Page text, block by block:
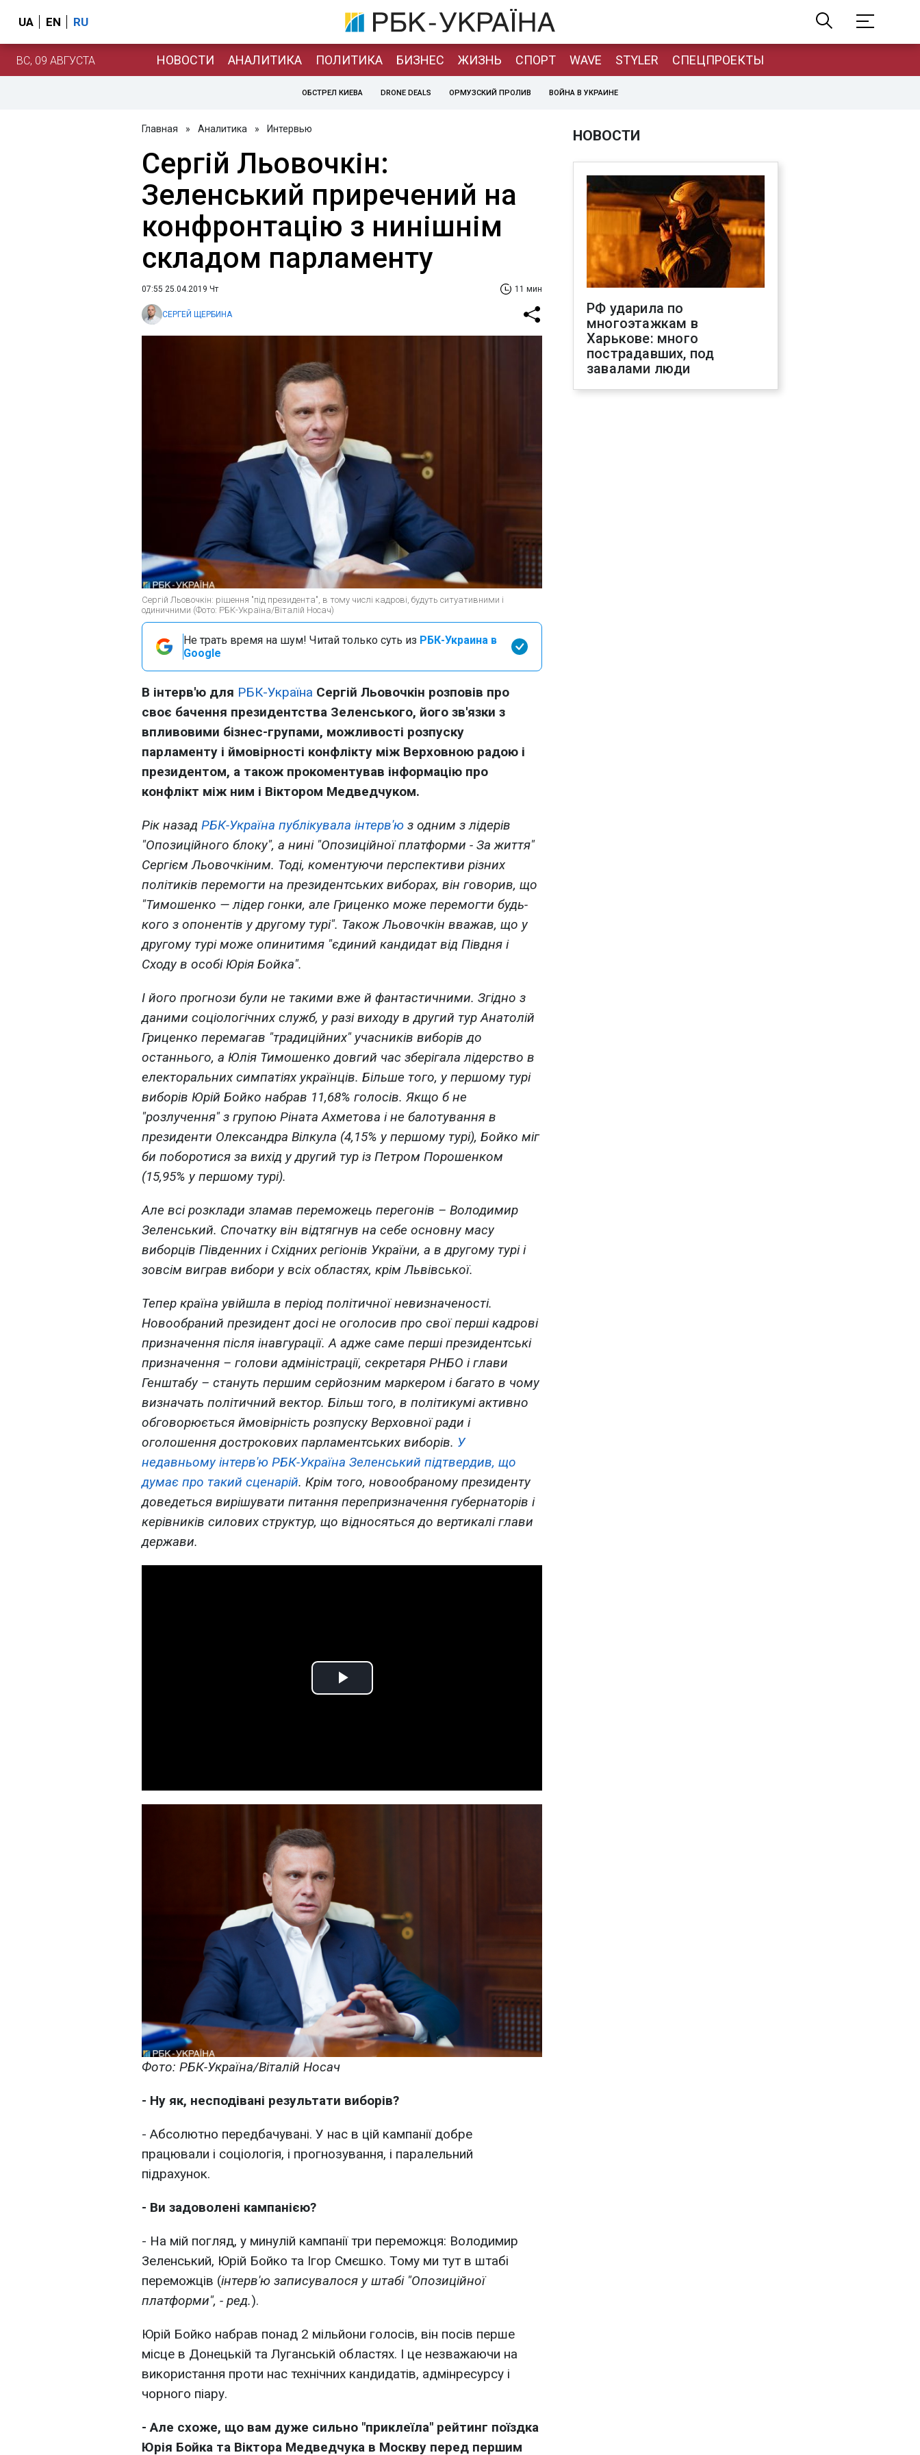
UA EN RU
ВС, 09 АВГУСТА НОВОСТИ АНАЛИТИКА ПОЛИТИКА БИЗНЕС ЖИЗНЬ СПОРТ WAVE STYLER СПЕЦПРОЕКТЫ
ОБСТРЕЛ КИЕВА DRONE DEALS ОРМУЗСКИЙ ПРОЛИВ ВОЙНА В УКРАИНЕ
Главная » Аналитика » Интервью
Сергій Льовочкін:
Зеленський приречений на
конфронтацію з нинішнім
складом парламенту
07:55 25.04.2019 Чт 11 мин
СЕРГЕЙ ЩЕРБИНА
Сергій Льовочкін: рішення "під президента", в тому числі кадрові, будуть ситуативними і
одиничними (Фото: РБК-Україна/Віталій Носач)
Не трать время на шум! Читай только суть из РБК-Украина в
Google
В інтерв'ю для РБК-Україна Сергій Льовочкін розповів про
своє бачення президентства Зеленського, його зв'язки з
впливовими бізнес-групами, можливості розпуску
парламенту і ймовірності конфлікту між Верховною радою і
президентом, а також прокоментував інформацію про
конфлікт між ним і Віктором Медведчуком.
Рік назад РБК-Україна публікувала інтерв'ю з одним з лідерів
"Опозиційного блоку", а нині "Опозиційної платформи - За життя"
Сергієм Льовочкіним. Тоді, коментуючи перспективи різних
політиків перемогти на президентських виборах, він говорив, що
"Тимошенко — лідер гонки, але Гриценко може перемогти будь-
кого з опонентів у другому турі". Також Льовочкін вважав, що у
другому турі може опинитимя "єдиний кандидат від Півдня і
Сходу в особі Юрія Бойка".
І його прогнози були не такими вже й фантастичними. Згідно з
даними соціологічних служб, у разі виходу в другий тур Анатолій
Гриценко перемагав "традиційних" учасників виборів до
останнього, а Юлія Тимошенко довгий час зберігала лідерство в
електоральних симпатіях українців. Більше того, у першому турі
виборів Юрій Бойко набрав 11,68% голосів. Якщо б не
"розлучення" з групою Ріната Ахметова і не балотування в
президенти Олександра Вілкула (4,15% у першому турі), Бойко міг
би поборотися за вихід у другий тур із Петром Порошенком
(15,95% у першому турі).
Але всі розклади зламав переможець перегонів – Володимир
Зеленський. Спочатку він відтягнув на себе основну масу
виборців Південних і Східних регіонів України, а в другому турі і
зовсім виграв вибори у всіх областях, крім Львівської.
Тепер країна увійшла в період політичної невизначеності.
Новообраний президент досі не оголосив про свої перші кадрові
призначення після інавгурації. А адже саме перші президентські
призначення – голови адміністрації, секретаря РНБО і глави
Генштабу – стануть першим серйозним маркером і багато в чому
визначать політичний вектор. Більш того, в політикумі активно
обговорюється ймовірність розпуску Верховної ради і
оголошення дострокових парламентських виборів. У
недавньому інтерв'ю РБК-Україна Зеленський підтвердив, що
думає про такий сценарій. Крім того, новообраному президенту
доведеться вирішувати питання перепризначення губернаторів і
керівників силових структур, що відносяться до вертикалі глави
держави.
Play
Фото: РБК-Україна/Віталій Носач
- Ну як, несподівані результати виборів?
- Абсолютно передбачувані. У нас в цій кампанії добре
працювали і соціологія, і прогнозування, і паралельний
підрахунок.
- Ви задоволені кампанією?
- На мій погляд, у минулій кампанії три переможця: Володимир
Зеленський, Юрій Бойко та Ігор Смєшко. Тому ми тут в штабі
переможців (інтерв'ю записувалося у штабі "Опозиційної
платформи", - ред.).
Юрій Бойко набрав понад 2 мільйони голосів, він посів перше
місце в Донецькій та Луганській областях. І це незважаючи на
використання проти нас технічних кандидатів, адмінресурсу і
чорного піару.
- Але схоже, що вам дуже сильно "приклеїла" рейтинг поїздка
Юрія Бойка та Віктора Медведчука в Москву перед першим
НОВОСТИ
РФ ударила по
многоэтажкам в
Харькове: много
пострадавших, под
завалами люди